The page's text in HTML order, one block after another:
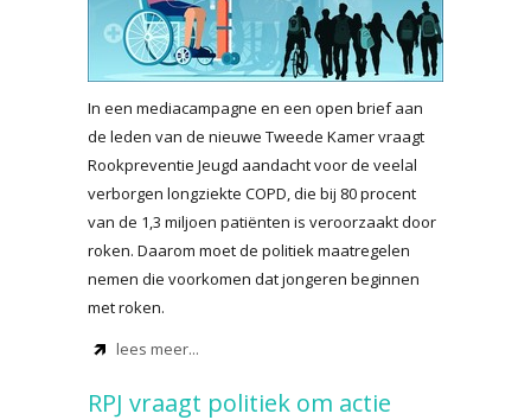
In een mediacampagne en een open brief aan
de leden van de nieuwe Tweede Kamer vraagt
Rookpreventie Jeugd aandacht voor de veelal
verborgen longziekte COPD, die bij 80 procent
van de 1,3 miljoen patiënten is veroorzaakt door
roken. Daarom moet de politiek maatregelen
nemen die voorkomen dat jongeren beginnen
met roken.
lees meer...
RPJ vraagt politiek om actie